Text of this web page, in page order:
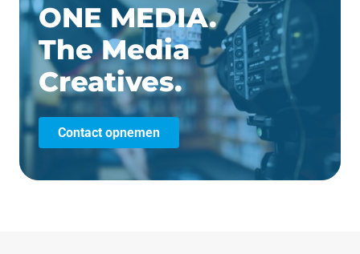
ONE MEDIA.
The Media
Creatives.
Contact opnemen